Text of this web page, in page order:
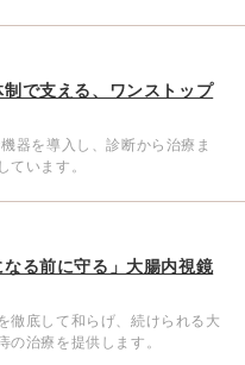
で支える、ワンストップ
器を導入し、診断から治療ま
ています。
る前に守る」大腸内視鏡
徹底して和らげ、続けられる大
の治療を提供します。